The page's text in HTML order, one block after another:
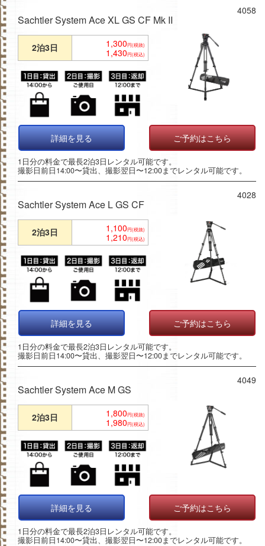
Sachtler System Ace XL GS CF Mk II
4058
2泊3日 1,300円(税抜)
1,430円(税込)
詳細を見る ご予約はこちら
1日分の料金で最長2泊3日レンタル可能です。
撮影日前日14:00〜貸出、撮影翌日〜12:00までレンタル可能です。
Sachtler System Ace L GS CF
4028
2泊3日 1,100円(税抜)
1,210円(税込)
詳細を見る ご予約はこちら
1日分の料金で最長2泊3日レンタル可能です。
撮影日前日14:00〜貸出、撮影翌日〜12:00までレンタル可能です。
Sachtler System Ace M GS
4049
2泊3日 1,800円(税抜)
1,980円(税込)
詳細を見る ご予約はこちら
1日分の料金で最長2泊3日レンタル可能です。
撮影日前日14:00〜貸出、撮影翌日〜12:00までレンタル可能です。